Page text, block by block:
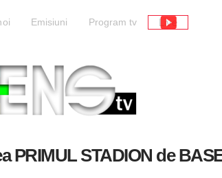
Emisiuni Program tv Live
PRIMUL STADION de